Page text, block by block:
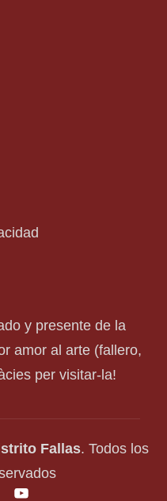
y presente de la
amor al arte (fallero,
per visitar-la!
Fallas. Todos los
youtube.com